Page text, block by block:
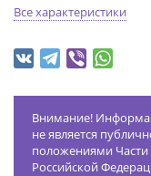
Все характеристики
Внимание!
не является
положениями Части
Российской